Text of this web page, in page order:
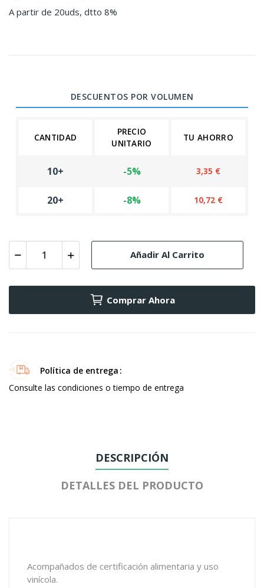
A partir de 20uds, dtto 8%
DESCUENTOS POR VOLUMEN
CANTIDAD
PRECIO
UNITARIO
TU AHORRO
10+ -5% 3,35 €
20+ -8% 10,72 €
Añadir Al Carrito
Comprar Ahora
Política de entrega
Consulte las condiciones o tiempo de entrega
DESCRIPCIÓN
DETALLES DEL PRODUCTO
Acompañados de certificación alimentaria y uso
vinícola.